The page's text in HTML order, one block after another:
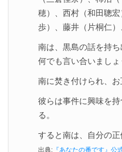
穂）、西村（和田聰
歩）、藤井（片桐仁）
南は、黒島の話を持
何でも言い合いましょ
南に焚き付けられ、お
彼らは事件に興味を
る。
すると南は、自分の
出典: 『あなたの番です』公